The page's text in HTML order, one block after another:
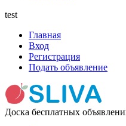
test
Главная
Вход
Регистрация
Подать объявление
Доска бесплатных